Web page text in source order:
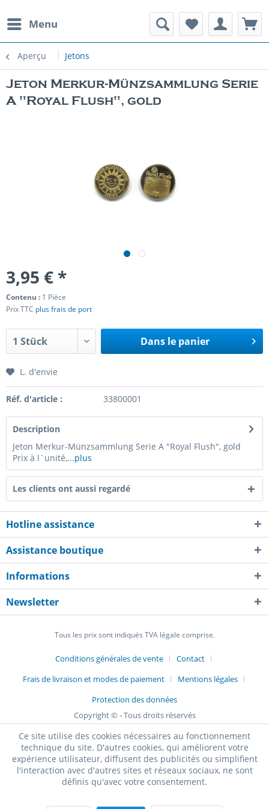
Menu
Aperçu Jetons
Jeton Merkur-Münzsammlung Serie
A "Royal Flush", gold
3,95 € *
Contenu : 1 Pièce
Prix TTC plus frais de port
Dans le panier
L. d'envie
Réf. d'article : 33800001
Description
Jeton Merkur-Münzsammlung Serie A "Royal Flush", gold
Prix à l`unité,...plus
Les clients ont aussi regardé
Hotline assistance
Assistance boutique
Informations
Newsletter
Tous les prix sont indiqués TVA légale comprise.
Conditions générales de vente
Contact
Frais de livraison et modes de paiement
Mentions légales
Protection des données
Copyright © - Tous droits réservés
Ce site utilise des cookies nécessaires au fonctionnement
technique du site. D'autres cookies, qui améliorent votre
expérience utilisateur, diffusent des publicités ou simplifient
l'interaction avec d'autres sites et réseaux sociaux, ne sont
définis qu'avec votre consentement.